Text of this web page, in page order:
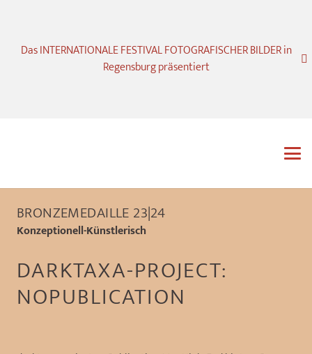
Das INTERNATIONALE FESTIVAL FOTOGRAFISCHER BILDER in
Regensburg präsentiert
BRONZEMEDAILLE 23|24
Konzeptionell-Künstlerisch
DARKTAXA-PROJECT:
NOPUBLICATION